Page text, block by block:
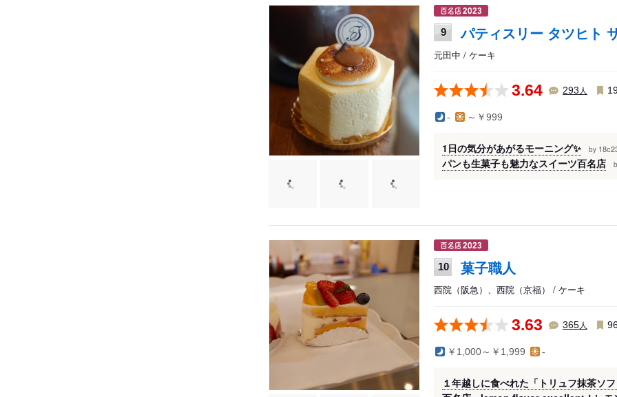
9 パティスリー タツヒト
元田中 / ケーキ
3.64 293 人
- ～￥999
1日の気分があがるモーニング✨ by
パンも生菓子も魅力なスイーツ百名店
10 菓子職人
西院（阪急）、西院（京福） / ケーキ
3.63 365人
￥1,000～￥1,999 -
１年越しに食べれた「トリュフ抹茶ソ